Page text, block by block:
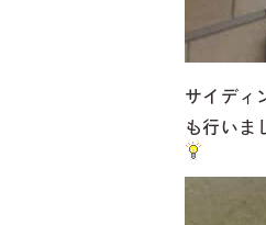
サイディ
も行いま